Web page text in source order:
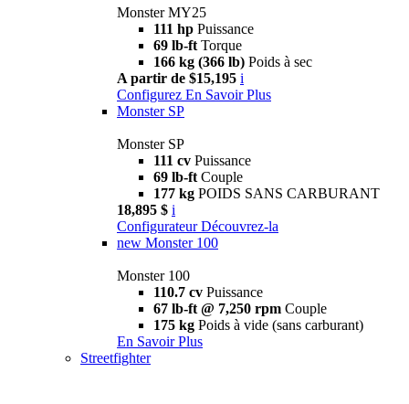
Monster MY25
111 hp Puissance
69 lb-ft Torque
166 kg (366 lb) Poids à sec
A partir de $15,195 i
Configurez En Savoir Plus
Monster SP
Monster SP
111 cv Puissance
69 lb-ft Couple
177 kg POIDS SANS CARBURANT
18,895 $ i
Configurateur Découvrez-la
new Monster 100
Monster 100
110.7 cv Puissance
67 lb-ft @ 7,250 rpm Couple
175 kg Poids à vide (sans carburant)
En Savoir Plus
Streetfighter